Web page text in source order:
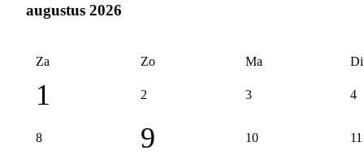
augustus 2026
Za Zo Ma Di
1 2 3 4
8 9 10 11